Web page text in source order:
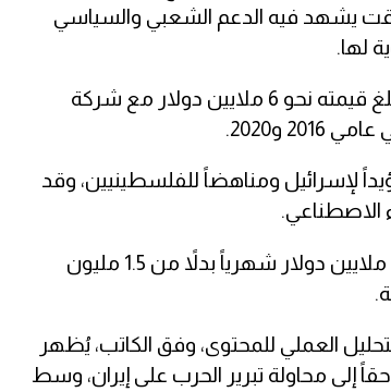
يشهد فيه الدعم الشعبي والسياسي
لها.
ووفق ما أورده الكاتب عومير بن يعقوب، فإن العقد الرئيس في هذه المنظومة تبلغ قيمته نحو 6 ملايين دولار مع شركة
و2020.
لإسرائيل ومناهضاً للفلسطينيين، وقد
الاصطناعي.
وتشير وثائق لاحقة نقلتها "هآرتس" إلى أن قيمة الحملة تم توسيعها لتصل إلى 4.5 ملايين دولار شهرياً بدلاً من 1.5 مليون
العملي للمحتوى، وفق الكاتب، يُظهر
إلى محاولة تبرير الحرب على إيران، وسط